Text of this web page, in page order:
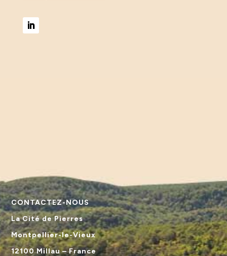
CONTACTEZ-NOUS
La Cité de Pierres
Montpellier-le-Vieux
12100 Millau – France